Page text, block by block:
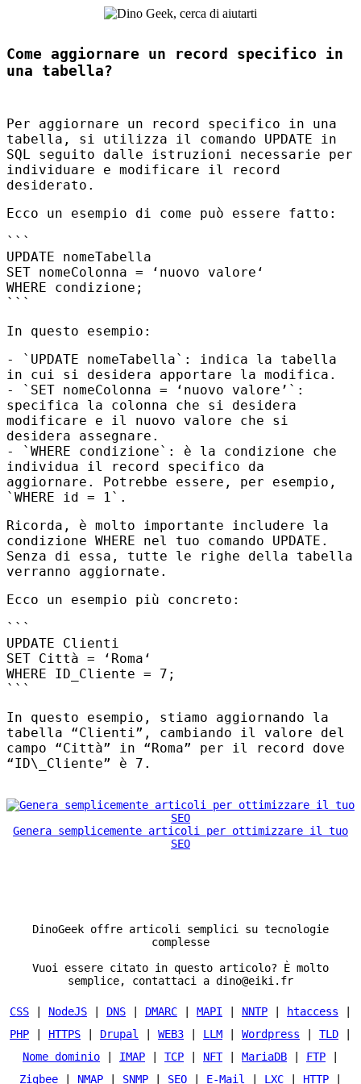
Come aggiornare un record specifico in
una tabella?
Per aggiornare un record specifico in una
tabella, si utilizza il comando UPDATE in
SQL seguito dalle istruzioni necessarie per
individuare e modificare il record
desiderato.
Ecco un esempio di come può essere fatto:
```
UPDATE nomeTabella
SET nomeColonna = ‘nuovo valore‘
WHERE condizione;
```
In questo esempio:
- `UPDATE nomeTabella`: indica la tabella
in cui si desidera apportare la modifica.
- `SET nomeColonna = ‘nuovo valore’`:
specifica la colonna che si desidera
modificare e il nuovo valore che si
desidera assegnare.
- `WHERE condizione`: è la condizione che
individua il record specifico da
aggiornare. Potrebbe essere, per esempio,
`WHERE id = 1`.
Ricorda, è molto importante includere la
condizione WHERE nel tuo comando UPDATE .
Senza di essa, tutte le righe della tabella
verranno aggiornate.
Ecco un esempio più concreto:
```
UPDATE Clienti
SET Città = ‘Roma‘
WHERE ID_Cliente = 7;
```
In questo esempio, stiamo aggiornando la
tabella “Clienti”, cambiando il valore del
campo “Città” in “Roma” per il record dove
“ID\_Cliente” è 7.
Genera semplicemente articoli per ottimizzare il tuo
SEO
DinoGeek offre articoli semplici su tecnologie
complesse
Vuoi essere citato in questo articolo? È molto
semplice, contattaci a dino@eiki.fr
CSS NodeJS DNS DMARC MAPI NNTP htaccess
PHP
HTTPS Drupal WEB3 LLM Wordpress TLD
Nome dominio
IMAP TCP NFT| MariaDB FTP
Zigbee
NMAP SNMP SEO E-Mail LXC HTTP